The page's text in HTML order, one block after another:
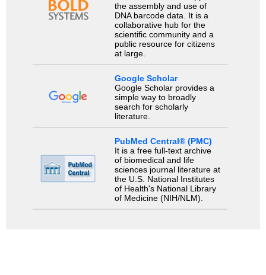
the assembly and use of
DNA barcode data. It is a
collaborative hub for the
scientific community and a
public resource for citizens
at large.
Google Scholar
Google Scholar provides a
simple way to broadly
search for scholarly
literature.
PubMed Central® (PMC)
It is a free full-text archive
of biomedical and life
sciences journal literature at
the U.S. National Institutes
of Health's National Library
of Medicine (NIH/NLM).